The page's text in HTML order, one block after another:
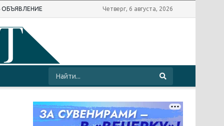
ОБЪЯВЛЕНИЕ Четверг, 6 августа, 2026